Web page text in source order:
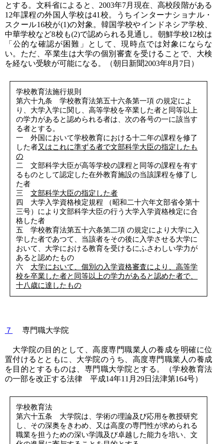
とする。文科省によると、2003年7月現在、高校段階がある
12年課程の外国人学校は41校。うちインターナショナル・
スクール16校が(1)の対象。韓国学校やインドネシア学校、
中華学校など8校も(2)で認められる見通し。朝鮮学校12校は
「公的な確認が困難」として、現時点では対象にならな
い。ただ、卒業生は大学の個別審査を受けることで、大検
を経ない受験が可能になる。（朝日新聞2003年8月7日）
学校教育法施行規則
第六十九条 学校教育法第五十六条第一項 の規定によ
り、大学入学に関し、高等学校を卒業した者と同等以上
の学力があると認められる者は、次の各号の一に該当す
る者とする。
一 外国において学校教育における十二年の課程を修了
した者又はこれに準ずる者で文部科学大臣の指定したも
の
二 文部科学大臣が高等学校の課程と同等の課程を有す
るものとして認定した在外教育施設の当該課程を修了し
た者
三 文部科学大臣の指定した者
四 大学入学資格検定規程 （昭和二十六年文部省令第十
三号）により文部科学大臣の行う大学入学資格検定に合
格した者
五 学校教育法第五十六条第二項 の規定により大学に入
学した者であつて、当該者をその後に入学させる大学に
おいて、大学における教育を受けるにふさわしい学力が
あると認めたもの
六 大学において、個別の入学資格審査により、高等学
校を卒業した者と同等以上の学力があると認めた者で、
十八歳に達したもの
７ 専門職大学院
大学院の目的として、高度専門職業人の養成を明確に位
置付けるとともに、大学院のうち、高度専門職業人の養成
を目的とするものは、専門職大学院とする。（学校教育法
の一部を改正する法律 平成14年11月29日法津第164号）
学校教育法
第六十五条 大学院は、学術の理論及び応用を教授研究
し、その深奥をきわめ、又は高度の専門性が求められる
職業を担うための深い学識及び卓越した能力を培い、文